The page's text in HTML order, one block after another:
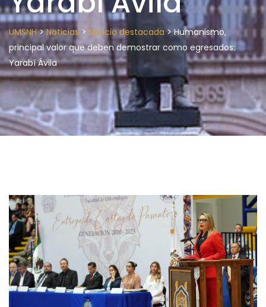
UMSNH>Noticias > Noticia destacada>Humanismo,
principal valor que deben demostrar como egresados:
Yarabí Ávila